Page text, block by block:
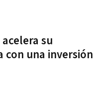
su
con una inversión